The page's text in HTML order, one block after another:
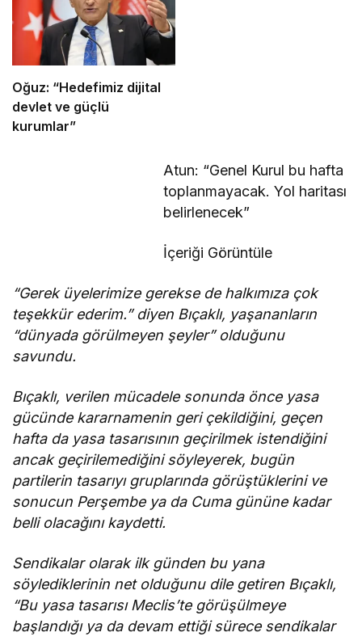
Oğuz: “Hedefimiz dijital
devlet ve güçlü
kurumlar”
Atun: “Genel Kurul bu hafta
toplanmayacak. Yol haritası
belirlenecek”
İçeriği Görüntüle
“Gerek üyelerimize gerekse de halkımıza çok
teşekkür ederim.” diyen Bıçaklı, yaşananların
“dünyada görülmeyen şeyler” olduğunu
savundu.
Bıçaklı, verilen mücadele sonunda önce yasa
gücünde kararnamenin geri çekildiğini, geçen
hafta da yasa tasarısının geçirilmek istendiğini
ancak geçirilemediğini söyleyerek, bugün
partilerin tasarıyı gruplarında görüştüklerini ve
sonucun Perşembe ya da Cuma gününe kadar
belli olacağını kaydetti.
Sendikalar olarak ilk günden bu yana
söylediklerinin net olduğunu dile getiren Bıçaklı,
“Bu yasa tasarısı Meclis’te görüşülmeye
başlandığı ya da devam ettiği sürece sendikalar